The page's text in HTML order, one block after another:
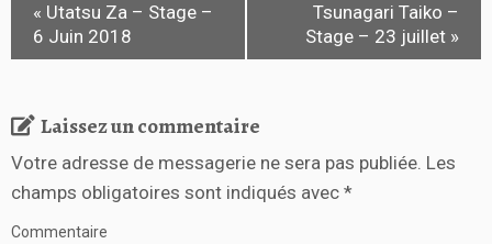
« Utatsu Za – Stage –
6 Juin 2018
Tsunagari Taiko –
Stage – 23 juillet »
Laissez un commentaire
Votre adresse de messagerie ne sera pas publiée. Les
champs obligatoires sont indiqués avec *
Commentaire